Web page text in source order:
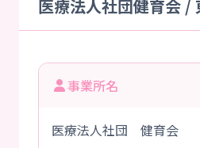
医療法人社団健育会 /
事業所名
医療法人社団 健育会